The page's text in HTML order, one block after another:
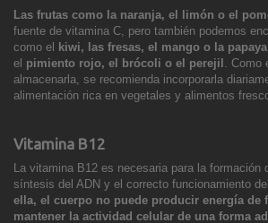
Las frutas como la naranja, el limón o el
fuente de vitamina C, pero también podemos
como el kiwi, las fresas, el mango o la papaya
el pimiento rojo, el brócoli o el perejil . Como
almacenarla, se recomienda incorporarla
alimentación rica en vegetales y alimentos
Vitamina B12
La vitamina B12 es necesaria para la formación
síntesis del ADN y el correcto funcionamiento
ella, el cuerpo no puede producir energía de
mantener la actividad celular de una forma